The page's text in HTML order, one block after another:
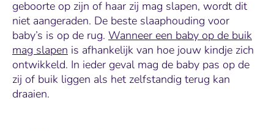
geboorte op zijn of haar zij mag slapen, wordt dit
niet aangeraden. De beste slaaphouding voor
baby’s is op de rug. Wanneer een baby op de buik
mag slapen is afhankelijk van hoe jouw kindje zich
ontwikkeld. In ieder geval mag de baby pas op de
zij of buik liggen als het zelfstandig terug kan
draaien.